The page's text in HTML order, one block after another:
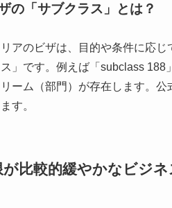
の「サブクラス」とは？
アのビザは、目的や条件に応
ス」です。例えば「subclass
ーム（部門）が存在します。
す。
が比較的緩やかなビジ